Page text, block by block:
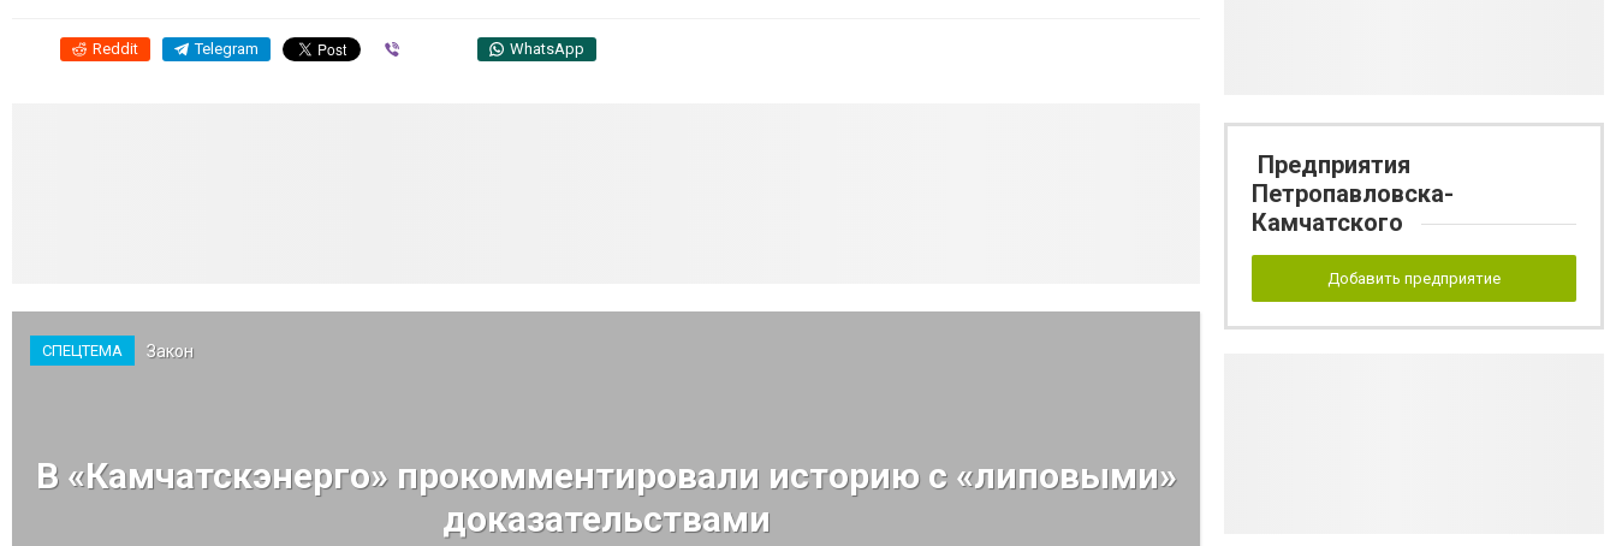
Reddit Telegram WhatsApp
СПЕЦТЕМА Закон
В «Камчатскэнерго» прокомментировали историю с «липовыми»
доказательствами
Предприятия
Петропавловска-
Камчатского
Добавить предприятие